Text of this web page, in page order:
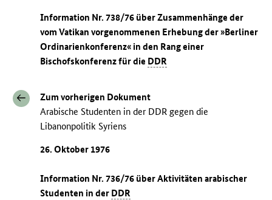
Information Nr. 738/76 über Zusammenhänge der
vom Vatikan vorgenommenen Erhebung der »Berliner
Ordinarienkonferenz« in den Rang einer
Bischofskonferenz für die DDR
Zum vorherigen Dokument
Arabische Studenten in der DDR gegen die
Libanonpolitik Syriens
26. Oktober 1976
Information Nr. 736/76 über Aktivitäten arabischer
Studenten in der DDR